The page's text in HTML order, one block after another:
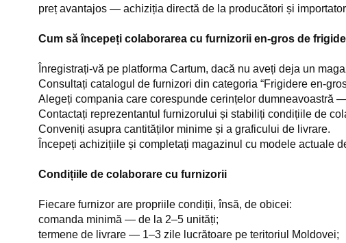
preț avantajos — achiziția directă de la producători și
Cum să începeți colaborarea cu furnizorii en-gros de
Înregistrați-vă pe platforma Cartum, dacă nu aveți deja un
Consultați catalogul de furnizori din categoria “Frigidere en-
Alegeți compania care corespunde cerințelor dumneavoastră
Contactați reprezentantul furnizorului și stabiliți condițiile de
Conveniți asupra cantităților minime și a graficului de livrare.
Începeți achizițiile și completați magazinul cu modele actuale
Condițiile de colaborare cu furnizorii
Fiecare furnizor are propriile condiții, însă, de obicei:
comanda minimă — de la 2–5 unități;
termene de livrare — 1–3 zile lucrătoare pe teritoriul Moldovei;